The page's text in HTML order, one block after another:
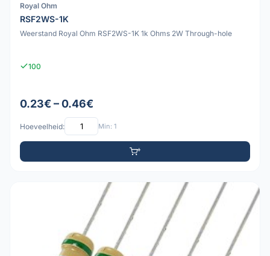
Royal Ohm
RSF2WS-1K
Weerstand Royal Ohm RSF2WS-1K 1k Ohms 2W Through-hole
100
0.23€ – 0.46€
Hoeveelheid: Min: 1